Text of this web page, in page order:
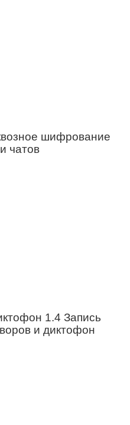
шифрование
чатов
1.4 Запись
и диктофон